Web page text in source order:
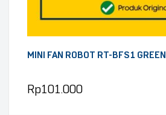
MINI FAN ROBOT RT-BFS1 GREEN
Rp101.000